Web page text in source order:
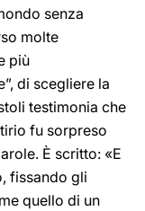
senza
molte
più
di scegliere la
testimonia che
fu sorpreso
È scritto: «E
fissando gli
quello di un